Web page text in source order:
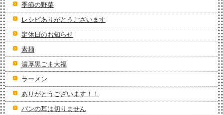
季節の野菜
レシピありがとうございます
定休日のお知らせ
素麺
濃厚黒ごま大福
ラーメン
ありがとうございます！！
パンの耳は切りません